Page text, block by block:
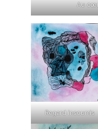
Au
Regard insoumis